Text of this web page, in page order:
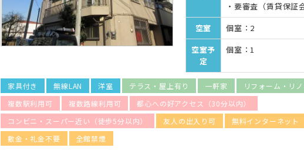
・要審査（賃貸保証
空室
個室：2
空室予
定
個室：1
家具付き 無線LAN 洋室 テラス・屋上有り 一軒家 リフォーム・リ
複数駅利用可
複数路線利用可
都心への好アクセス（30分以内）
コンビニ・スーパー近い（徒歩5分以内）
友人の出入り可 無料インターネット
敷金・礼金不要
全館禁煙